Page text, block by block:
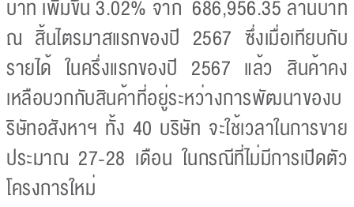
บาท เพิ่มขึ้น 3.02% จาก 686,956.35 ล้านบาท
ณ สิ้นไตรมาสแรกของปี 2567 ซึ่งเมื่อเทียบกับ
รายได้ ในครึ่งแรกของปี 2567 แล้ว สินค้าคง
เหลือบวกกับสินค้าที่อยู่ระหว่างการพัฒนาของบ
ริษัทอสังหาฯ ทั้ง 40 บริษัท จะใช้เวลาในการขาย
ประมาณ 27-28 เดือน ในกรณีที่ไม่มีการเปิดตัว
โครงการใหม่